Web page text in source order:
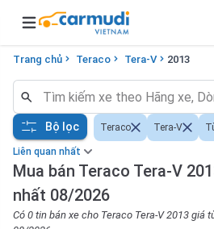
Open main menu
Trang chủ Teraco Tera-V 2013
Liên quan nhất
Mua bán Teraco Tera-V
nhất 08/2026
Có 0 tin bán xe cho Teraco Tera-V 2013 giá
Bộ lọc Teraco Tera-V